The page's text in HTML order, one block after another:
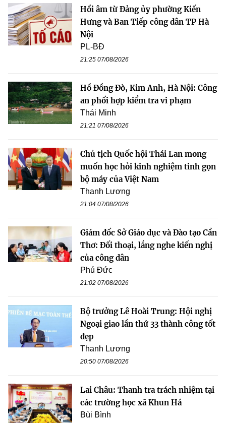
Hồi âm từ Đảng ủy phường Kiến
Hưng và Ban Tiếp công dân TP Hà
Nội
PL-BĐ
21:25 07/08/2026
Hồ Đồng Đò, Kim Anh, Hà Nội: Công
an phối hợp kiểm tra vi phạm
Thái Minh
21:21 07/08/2026
Chủ tịch Quốc hội Thái Lan mong
muốn học hỏi kinh nghiệm tinh gọn
bộ máy của Việt Nam
Thanh Lương
21:04 07/08/2026
Giám đốc Sở Giáo dục và Đào tạo Cần
Thơ: Đối thoại, lắng nghe kiến nghị
của công dân
Phú Đức
21:02 07/08/2026
Bộ trưởng Lê Hoài Trung: Hội nghị
Ngoại giao lần thứ 33 thành công tốt
đẹp
Thanh Lương
20:50 07/08/2026
Lai Châu: Thanh tra trách nhiệm tại
các trường học xã Khun Há
Bùi Bình